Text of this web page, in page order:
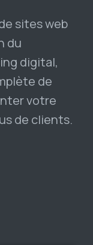
sites web
du
digital,
de
votre
de clients.